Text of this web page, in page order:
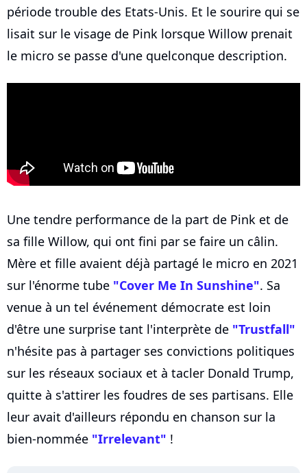
période trouble des Etats-Unis. Et le sourire qui se
lisait sur le visage de Pink lorsque Willow prenait
le micro se passe d'une quelconque description.
Une tendre performance de la part de Pink et de
sa fille Willow, qui ont fini par se faire un câlin.
Mère et fille avaient déjà partagé le micro en 2021
sur l'énorme tube "Cover Me In Sunshine". Sa
venue à un tel événement démocrate est loin
d'être une surprise tant l'interprète de "Trustfall"
n'hésite pas à partager ses convictions politiques
sur les réseaux sociaux et à tacler Donald Trump,
quitte à s'attirer les foudres de ses partisans. Elle
leur avait d'ailleurs répondu en chanson sur la
bien-nommée "Irrelevant" !